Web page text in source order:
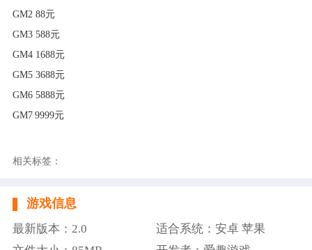
GM2 88元
GM3 588元
GM4 1688元
GM5 3688元
GM6 5888元
GM7 9999元
相关标签：
游戏信息
最新版本：2.0
适合系统：安卓 苹果